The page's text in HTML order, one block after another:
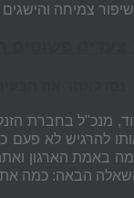
צמיחה
מנכ"ל בחברת
להרגיש לא
הבאה: כמה אתה